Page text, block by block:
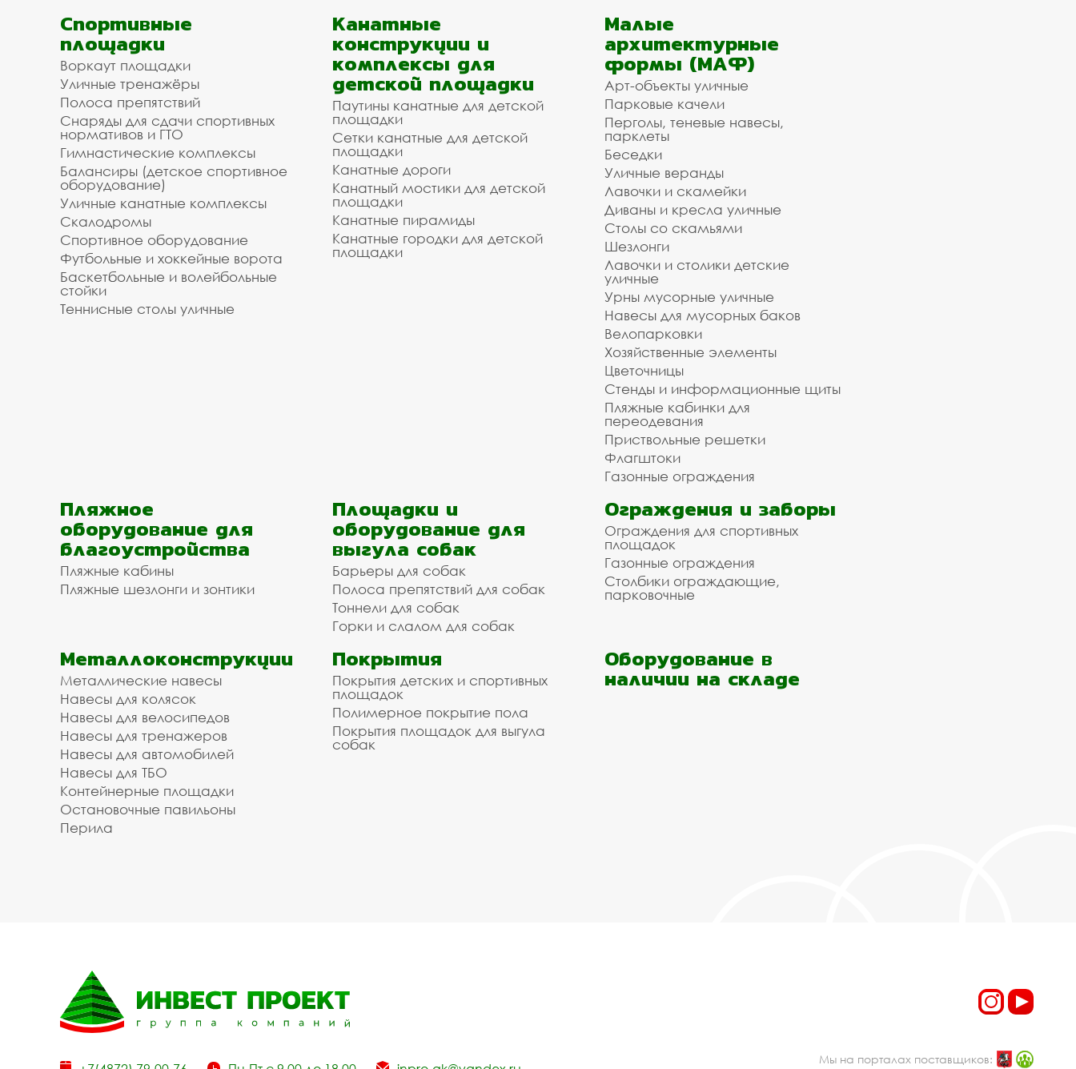
Спортивные
площадки
Воркаут площадки
Уличные тренажёры
Полоса препятствий
Снаряды для сдачи спортивных
нормативов и ГТО
Гимнастические комплексы
Балансиры (детское спортивное
оборудование)
Уличные канатные комплексы
Скалодромы
Спортивное оборудование
Футбольные и хоккейные ворота
Баскетбольные и волейбольные
стойки
Теннисные столы уличные
Канатные
конструкции и
комплексы для
детской площадки
Паутины канатные для детской
площадки
Сетки канатные для детской
площадки
Канатные дороги
Канатный мостики для детской
площадки
Канатные пирамиды
Канатные городки для детской
площадки
Малые
архитектурные
формы (МАФ)
Арт-объекты уличные
Парковые качели
Перголы, теневые навесы,
парклеты
Беседки
Уличные веранды
Лавочки и скамейки
Диваны и кресла уличные
Столы со скамьями
Шезлонги
Лавочки и столики детские
уличные
Урны мусорные уличные
Навесы для мусорных баков
Велопарковки
Хозяйственные элементы
Цветочницы
Стенды и информационные щиты
Пляжные кабинки для
переодевания
Приствольные решетки
Флагштоки
Газонные ограждения
Пляжное
оборудование для
благоустройства
Пляжные кабины
Пляжные шезлонги и зонтики
Площадки и
оборудование для
выгула собак
Барьеры для собак
Полоса препятствий для собак
Тоннели для собак
Горки и слалом для собак
Ограждения и заборы
Ограждения для спортивных
площадок
Газонные ограждения
Столбики ограждающие,
парковочные
Металлоконструкции
Металлические навесы
Навесы для колясок
Навесы для велосипедов
Навесы для тренажеров
Навесы для автомобилей
Навесы для ТБО
Контейнерные площадки
Остановочные павильоны
Перила
Покрытия
Покрытия детских и спортивных
площадок
Полимерное покрытие пола
Покрытия площадок для выгула
собак
Оборудование в
наличии на складе
Мы на порталах поставщиков: